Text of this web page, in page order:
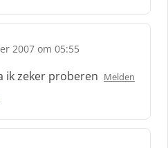
2007 om 05:55
ik zeker proberen Melden